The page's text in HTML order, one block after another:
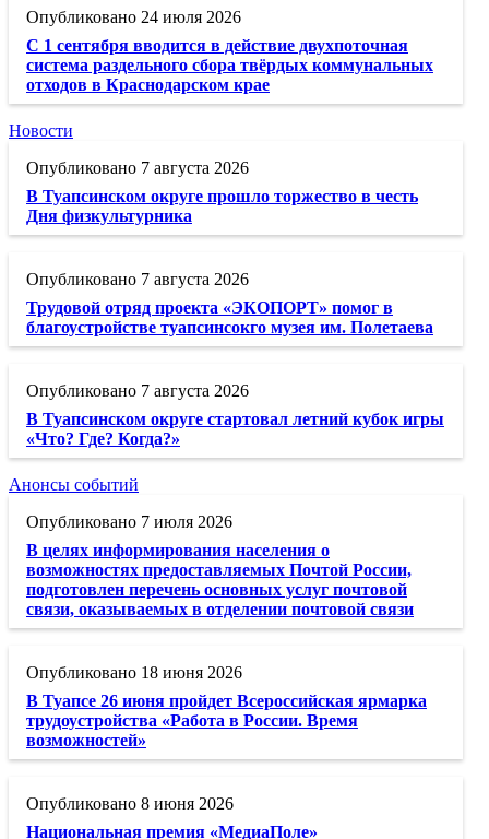
24 июля 2026
С 1 сентября вводится в действие двухпоточная
система раздельного сбора твёрдых коммунальных
отходов в Краснодарском крае
Новости
7 августа 2026
В Туапсинском округе прошло торжество в честь
Дня физкультурника
7 августа 2026
Трудовой отряд проекта «ЭКОПОРТ» помог в
благоустройстве туапсинсокго музея им. Полетаева
7 августа 2026
В Туапсинском округе стартовал летний кубок игры
«Что? Где? Когда?»
Анонсы событий
7 июля 2026
В целях информирования населения о
возможностях предоставляемых Почтой России,
подготовлен перечень основных услуг почтовой
связи, оказываемых в отделении почтовой связи
18 июня 2026
В Туапсе 26 июня пройдет Всероссийская ярмарка
трудоустройства «Работа в России. Время
возможностей»
8 июня 2026
Национальная премия «МедиаПоле»